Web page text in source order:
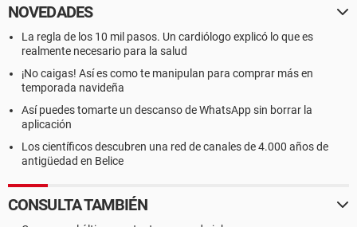
NOVEDADES
La regla de los 10 mil pasos. Un cardiólogo explicó lo que es
realmente necesario para la salud
¡No caigas! Así es como te manipulan para comprar más en
temporada navideña
Así puedes tomarte un descanso de WhatsApp sin borrar la
aplicación
Los científicos descubren una red de canales de 4.000 años de
antigüedad en Belice
CONSULTA TAMBIÉN